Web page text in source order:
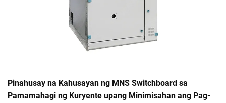
Pinahusay na Kahusayan ng MNS Switchboard sa
Pamamahagi ng Kuryente upang Minimisahan ang Pag-